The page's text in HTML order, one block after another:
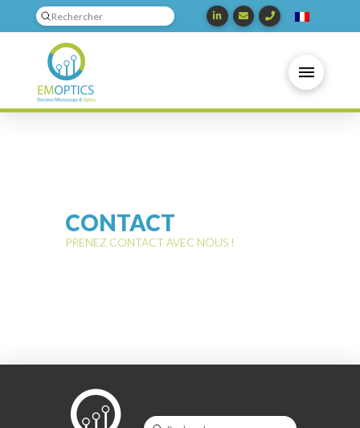
Search
Submit
CONTACT
PRENEZ CONTACT AVEC NOUS !